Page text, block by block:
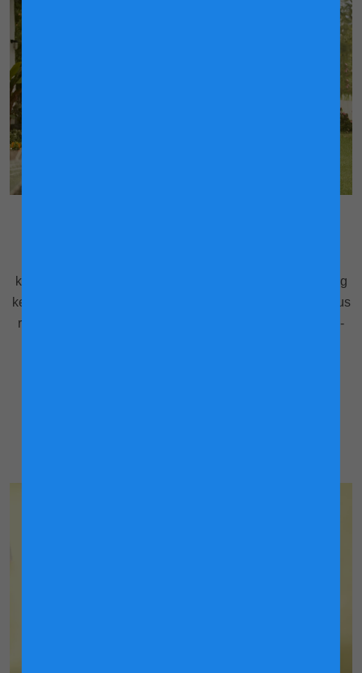
keseluruhan anak anda, ia juga merupakan aspek penting
kesihatan penghadaman. Senaman untuk anak anda harus
ringan dan menyeronokkan, tetapi pastikan mereka aktif -